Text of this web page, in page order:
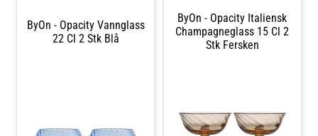
Vedlikeholdsinstruksjoner for
tallerkenen- Tåler oppvaskmaskin.
Kjøp Asjetter og andre Tallerkener
ByOn - Opacity Vannglass
22 Cl 2 Stk Blå
ByOn - Opacity Italiensk
Champagneglass 15 Cl 2
Stk Fersken